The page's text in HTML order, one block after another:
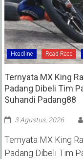
Headline Road Race
Ternyata MX King
Padang Dibeli Tim
Suhandi Padang88
3 Agustus, 2026
Ternyata MX King
Padang Dibeli Tim